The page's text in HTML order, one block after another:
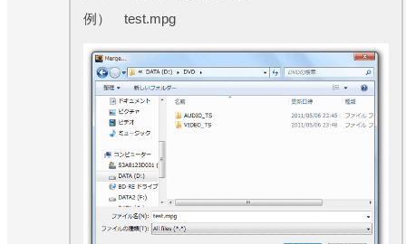
例） test.mpg